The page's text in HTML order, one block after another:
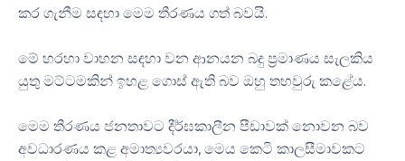
කර ගැනීම සඳහා මෙම තීරණය ගත් බවයි.
මේ හරහා වාහන සඳහා වන ආනයන බදු ප්‍රමාණය සැලකිය
යුතු මට්ටමකින් ඉහළ ගොස් ඇති බව ඔහු තහවුරු කළේය.
මෙම තීරණය ජනතාවට දීර්ඝකාලීන පීඩාවක් නොවන බව
අවධාරණය කළ අමාත්‍යවරයා, මෙය කෙටි කාලසීමාවකට